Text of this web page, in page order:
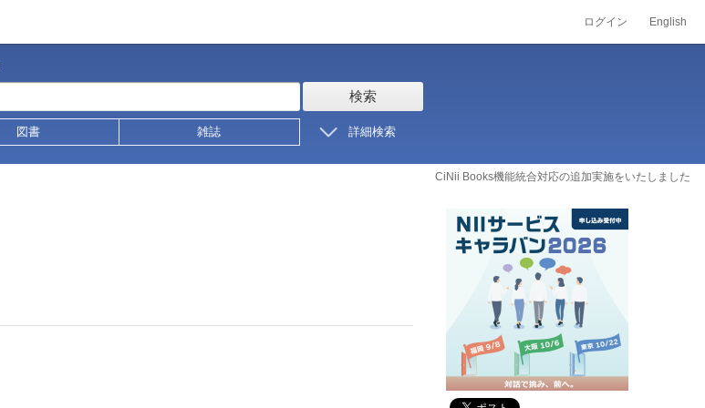
ログイン English
検索
図書 雑誌 詳細検索
CiNii Books機能統合対応の追加実施をいたしました